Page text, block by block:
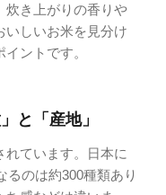
炊き上がりの香りや
いしいお米を見分け
ントです。
と「産地」
れています。日本に
るのは約300種類あり